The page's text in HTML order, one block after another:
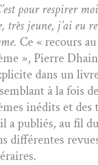
pour respir­er
très jeune, j’ai eu
Ce « recours au
», Pierre
dans un
à la fois
inédits et des
a pub­liés, au fil
dif­férentes